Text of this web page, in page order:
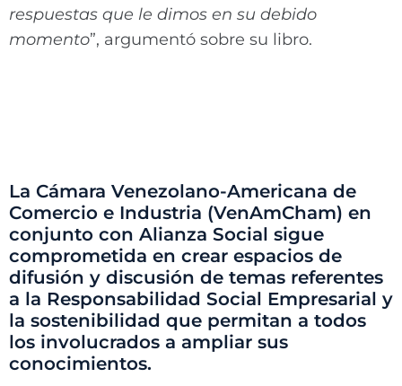
respuestas que le dimos en su debido
momento”, argumentó sobre su libro.
La Cámara Venezolano-Americana de
Comercio e Industria (VenAmCham) en
conjunto con Alianza Social sigue
comprometida en crear espacios de
difusión y discusión de temas referentes
a la Responsabilidad Social Empresarial y
la sostenibilidad que permitan a todos
los involucrados a ampliar sus
conocimientos.